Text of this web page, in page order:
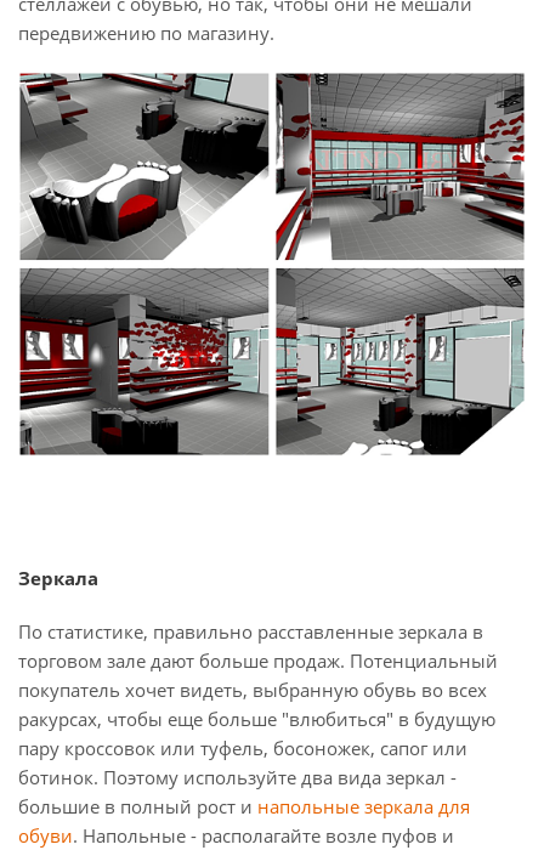
передвижению по магазину.
Зеркала
По статистике, правильно расставленные зеркала в
торговом зале дают больше продаж. Потенциальный
покупатель хочет видеть, выбранную обувь во всех
ракурсах, чтобы еще больше "влюбиться" в будущую
пару кроссовок или туфель, босоножек, сапог или
ботинок. Поэтому используйте два вида зеркал -
большие в полный рост и напольные зеркала для
обуви. Напольные - располагайте возле пуфов и